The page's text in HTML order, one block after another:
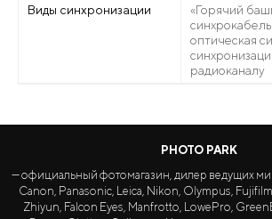
Виды синхронизации
«Горячий
оптическая
радиоканалу
PHOTO PARK
— официальный фотомагазин, дилер ведущих
Canon, Panasonic, Leica, Nikon, Olympus,
Zhiyun, Falcon Eyes, Manfrotto, LowePro,